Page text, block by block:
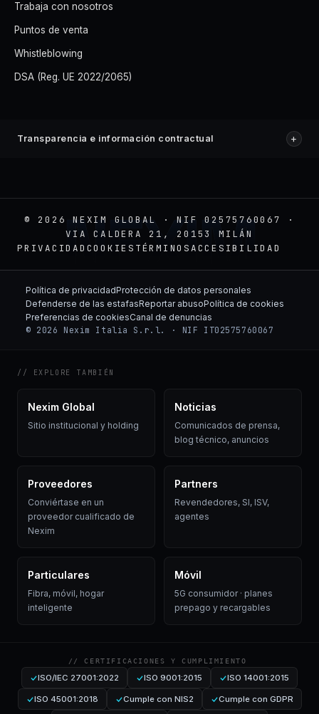
Trabaja con nosotros
Puntos de venta
Whistleblowing
DSA (Reg. UE 2022/2065)
Transparencia e información contractual +
© 2026 NEXIM GLOBAL · NIF 02575760067 ·
VIA CALDERA 21, 20153 MILÁN
PRIVACIDAD COOKIES TÉRMINOSACCESIBILIDAD
NEXIM
Política de privacidadProtección de datos personales
Defenderse de las estafasReportar abusoPolítica de cookies
Preferencias de cookiesCanal de denuncias
© 2026 Nexim Italia S.r.l. · NIF IT02575760067
// EXPLORE TAMBIÉN
Nexim Global
Sitio institucional y holding
Noticias
Comunicados de prensa,
blog técnico, anuncios
Proveedores
Conviértase en un
proveedor cualificado de
Nexim
Partners
Revendedores, SI, ISV,
agentes
Particulares
Fibra, móvil, hogar
inteligente
Móvil
5G consumidor · planes
prepago y recargables
// CERTIFICACIONES Y CUMPLIMIENTO
ISO/IEC 27001:2022 ISO 9001:2015 ISO 14001:2015
ISO 45001:2018 Cumple con NIS2 Cumple con GDPR